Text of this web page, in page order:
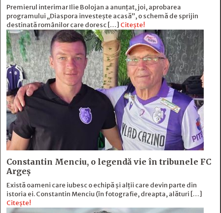
Premierul interimar Ilie Bolojan a anunțat, joi, aprobarea
programului „Diaspora investește acasă”, o schemă de sprijin
destinată românilor care doresc […] Citește!
Constantin Menciu, o legendă vie în tribunele FC
Argeș
Există oameni care iubesc o echipă și alţii care devin parte din
istoria ei. Constantin Menciu (în fotografie, dreapta, alături […]
Citește!